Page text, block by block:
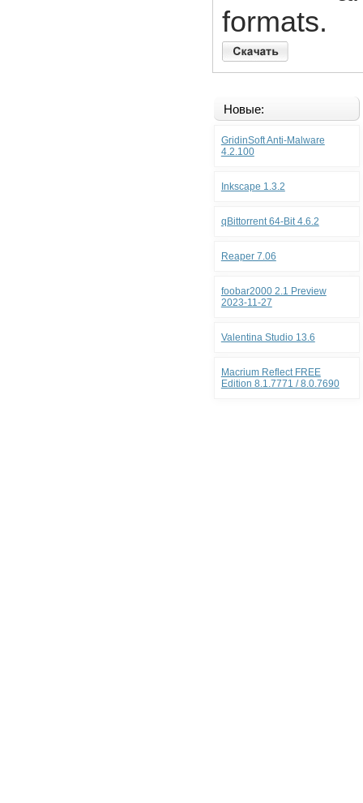
formats.
Новые:
GridinSoft Anti-Malware
4.2.100
Inkscape 1.3.2
qBittorrent 64-Bit 4.6.2
Reaper 7.06
foobar2000 2.1 Preview
2023-11-27
Valentina Studio 13.6
Macrium Reflect FREE
Edition 8.1.7771 / 8.0.7690